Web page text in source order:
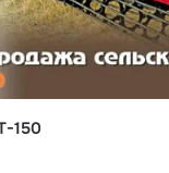
150